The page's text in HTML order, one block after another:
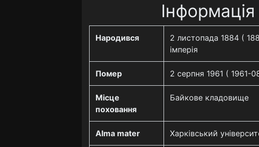
Народився
2 листопада 1884 (
імперія
Помер 2 серпня 1961 ( 1961-
Місце
поховання
Байкове кладовище
Alma mater Харківський